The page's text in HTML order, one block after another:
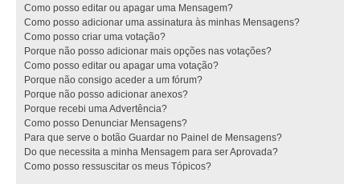
Como posso editar ou apagar uma Mensagem?
Como posso adicionar uma assinatura às minhas Mensagens?
Como posso criar uma votação?
Porque não posso adicionar mais opções nas votações?
Como posso editar ou apagar uma votação?
Porque não consigo aceder a um fórum?
Porque não posso adicionar anexos?
Porque recebi uma Advertência?
Como posso Denunciar Mensagens?
Para que serve o botão Guardar no Painel de Mensagens?
Do que necessita a minha Mensagem para ser Aprovada?
Como posso ressuscitar os meus Tópicos?